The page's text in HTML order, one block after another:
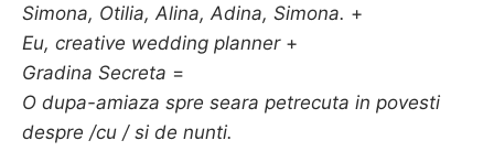
Simona, Otilia, Alina, Adina, Simona. +
Eu, creative wedding planner+
Gradina Secreta =
O dupa-amiaza spre seara petrecuta in povesti
despre /cu / si de nunti.